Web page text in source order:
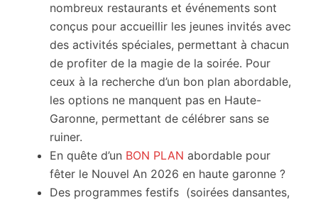
nombreux restaurants et événements sont
conçus pour accueillir les jeunes invités avec
des activités spéciales, permettant à chacun
de profiter de la magie de la soirée. Pour
ceux à la recherche d’un bon plan abordable,
les options ne manquent pas en Haute-
Garonne, permettant de célébrer sans se
ruiner.
En quête d’un BON PLAN abordable pour
fêter le Nouvel An 2026 en haute garonne ?
Des programmes festifs (soirées dansantes,